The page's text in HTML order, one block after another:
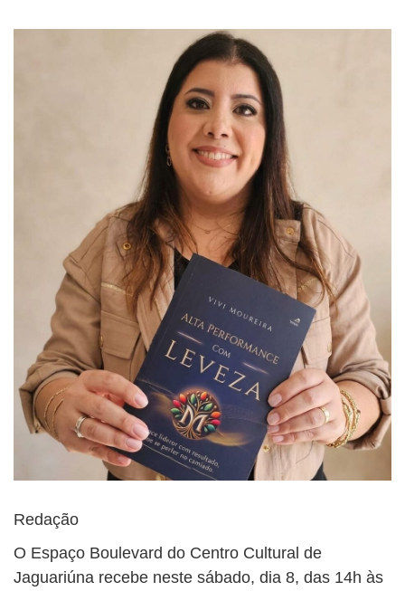
Redação
O Espaço Boulevard do Centro Cultural de
Jaguariúna recebe neste sábado, dia 8, das 14h às